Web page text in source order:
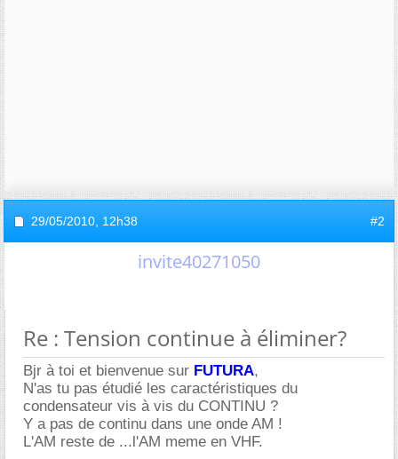
29/05/2010, 12h38 #2
invite40271050
Re : Tension continue à éliminer?
Bjr à toi et bienvenue sur FUTURA,
N'as tu pas étudié les caractéristiques du
condensateur vis à vis du CONTINU ?
Y a pas de continu dans une onde AM !
L'AM reste de ...l'AM meme en VHF.